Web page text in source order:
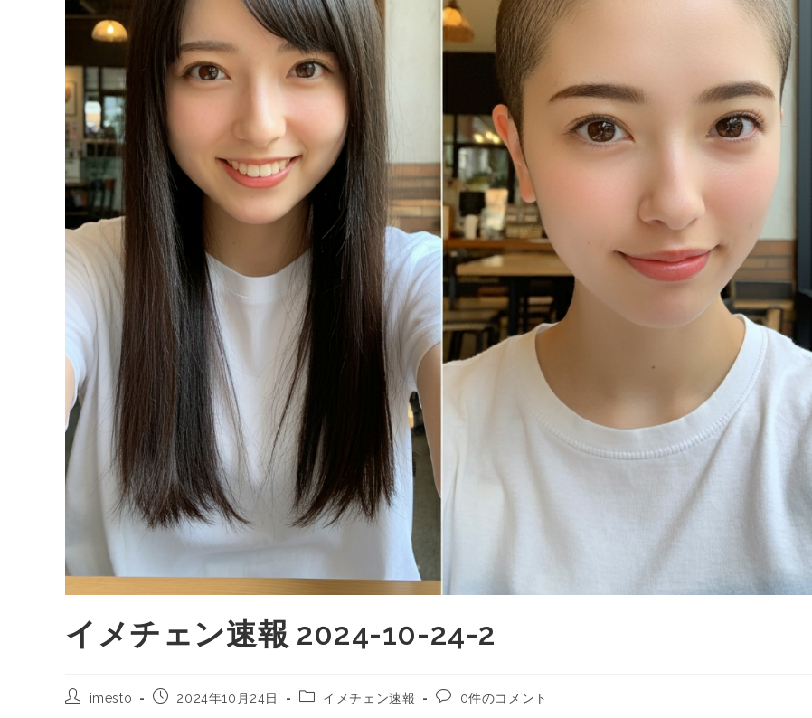
イメチェン速報 2024-10-24-2
imesto 2024年10月24日 イメチェン速報 0件のコメント